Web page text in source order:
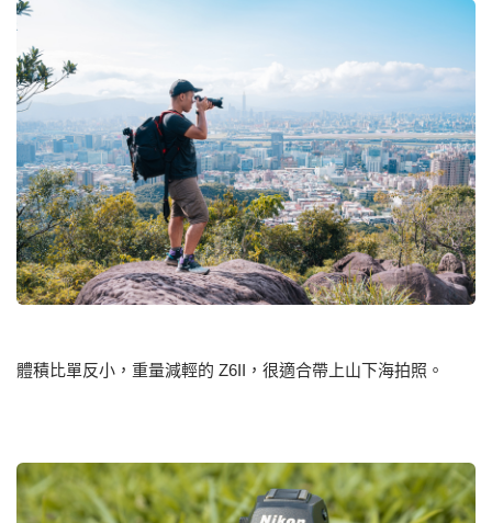
體積比單反小，重量減輕的 Z6II，很適合帶上山下海拍照。